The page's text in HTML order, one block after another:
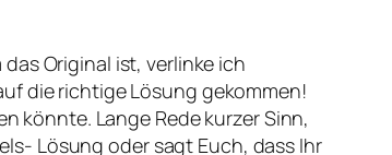
Original ist, verlinke ich
die richtige Lösung gekommen!
könnte. Lange Rede kurzer Sinn,
Lösung oder sagt Euch, dass Ihr